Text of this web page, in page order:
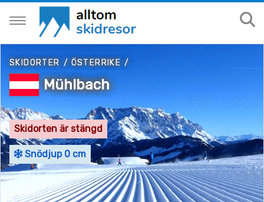
SKIDORTER/ÖSTERRIKE/
Mühlbach
Skidorten är stängd
Snödjup 0 cm